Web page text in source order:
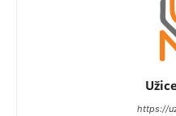
https://